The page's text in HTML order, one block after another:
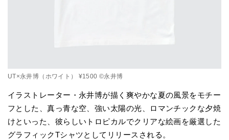
UT×永井博（ホワイト） ¥1500 ©永井博
イラストレーター・永井博が描く爽やかな夏の風景をモチー
フとした、真っ青な空、強い太陽の光、ロマンチックな夕焼
けといった、彼らしいトロピカルでクリアな絵画を厳選した
グラフィックTシャツとしてリリースされる。